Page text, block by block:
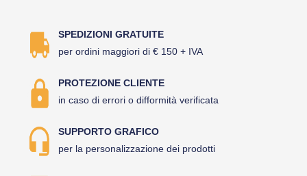
SPEDIZIONI GRATUITE
per ordini maggiori di € 150 + IVA
PROTEZIONE CLIENTE
in caso di errori o difformità verificata
SUPPORTO GRAFICO
per la personalizzazione dei prodotti